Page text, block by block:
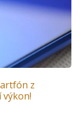
z
výkon!